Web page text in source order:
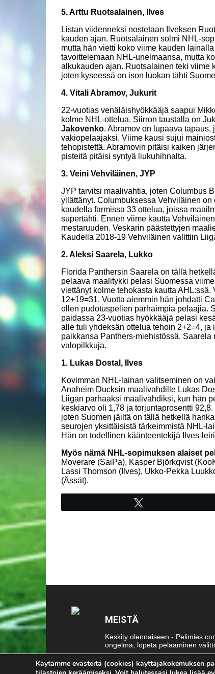
5. Arttu Ruotsalainen, Ilves
Listan viidenneksi nostetaan Ilveksen
kauden ajan. Ruotsalainen solmi NHL-
mutta hän vietti koko viime kauden
tavoittelemaan NHL-unelmaansa, mutta
alkukauden ajan. Ruotsalainen teki viime
joten kyseessä on ison luokan tähti
4. Vitali Abramov, Jukurit
22-vuotias venäläishyökkääjä saapui
kolme NHL-ottelua. Siirron taustalla on
Jakovenko. Abramov on lupaava
vakiopelaajaksi. Viime kausi sujui
tehopistettä. Abramovin pitäisi kaiken
pisteitä pitäisi syntyä liukuhihnalta.
3. Veini Vehviläinen, JYP
JYP tarvitsi maalivahtia, joten Columbus
yllättänyt. Columbuksessa Vehviläinen
kaudella farmissa 33 ottelua, joissa
supertähti. Ennen viime kautta
mestaruuden. Veskarin päästettyjen
Kaudella 2018-19 Vehviläinen valittiin
2. Aleksi Saarela, Lukko
Florida Panthersin Saarela on tällä
pelaava maalitykki pelasi Suomessa
viettänyt kolme tehokasta kautta
12+19=31. Vuotta aiemmin hän johdatti
ollen pudotuspelien parhaimpia pelaajia.
paidassa 23-vuotias hyökkääjä pelasi
alle tuli yhdeksän ottelua tehoin 2+2=4,
paikkansa Panthers-miehistössä.
valopilkkuja.
1. Lukas Dostal, Ilves
Kovimman NHL-lainan valitseminen on
Anaheim Ducksin maalivahdille Lukas
Liigan parhaaksi maalivahdiksi, kun hän
keskiarvo oli 1,78 ja torjuntaprosentti
joten Suomen jäiltä on tällä hetkellä
seurojen yksittäisistä tärkeimmistä NHL-
Hän on todellinen käänteentekijä Ilves-
Myös nämä NHL-sopimuksen alaiset
Moverare (SaiPa), Kasper Björkqvist
Lassi Thomson (Ilves), Ukko-Pekka
(Ässät).
MEISTÄ
Keskity olennaiseen -
ongelma, lopeta pelaaminen
Ota meihin yhteyttä:
Käytämme evästeitä (cookies) käyttäjäkokemuksen